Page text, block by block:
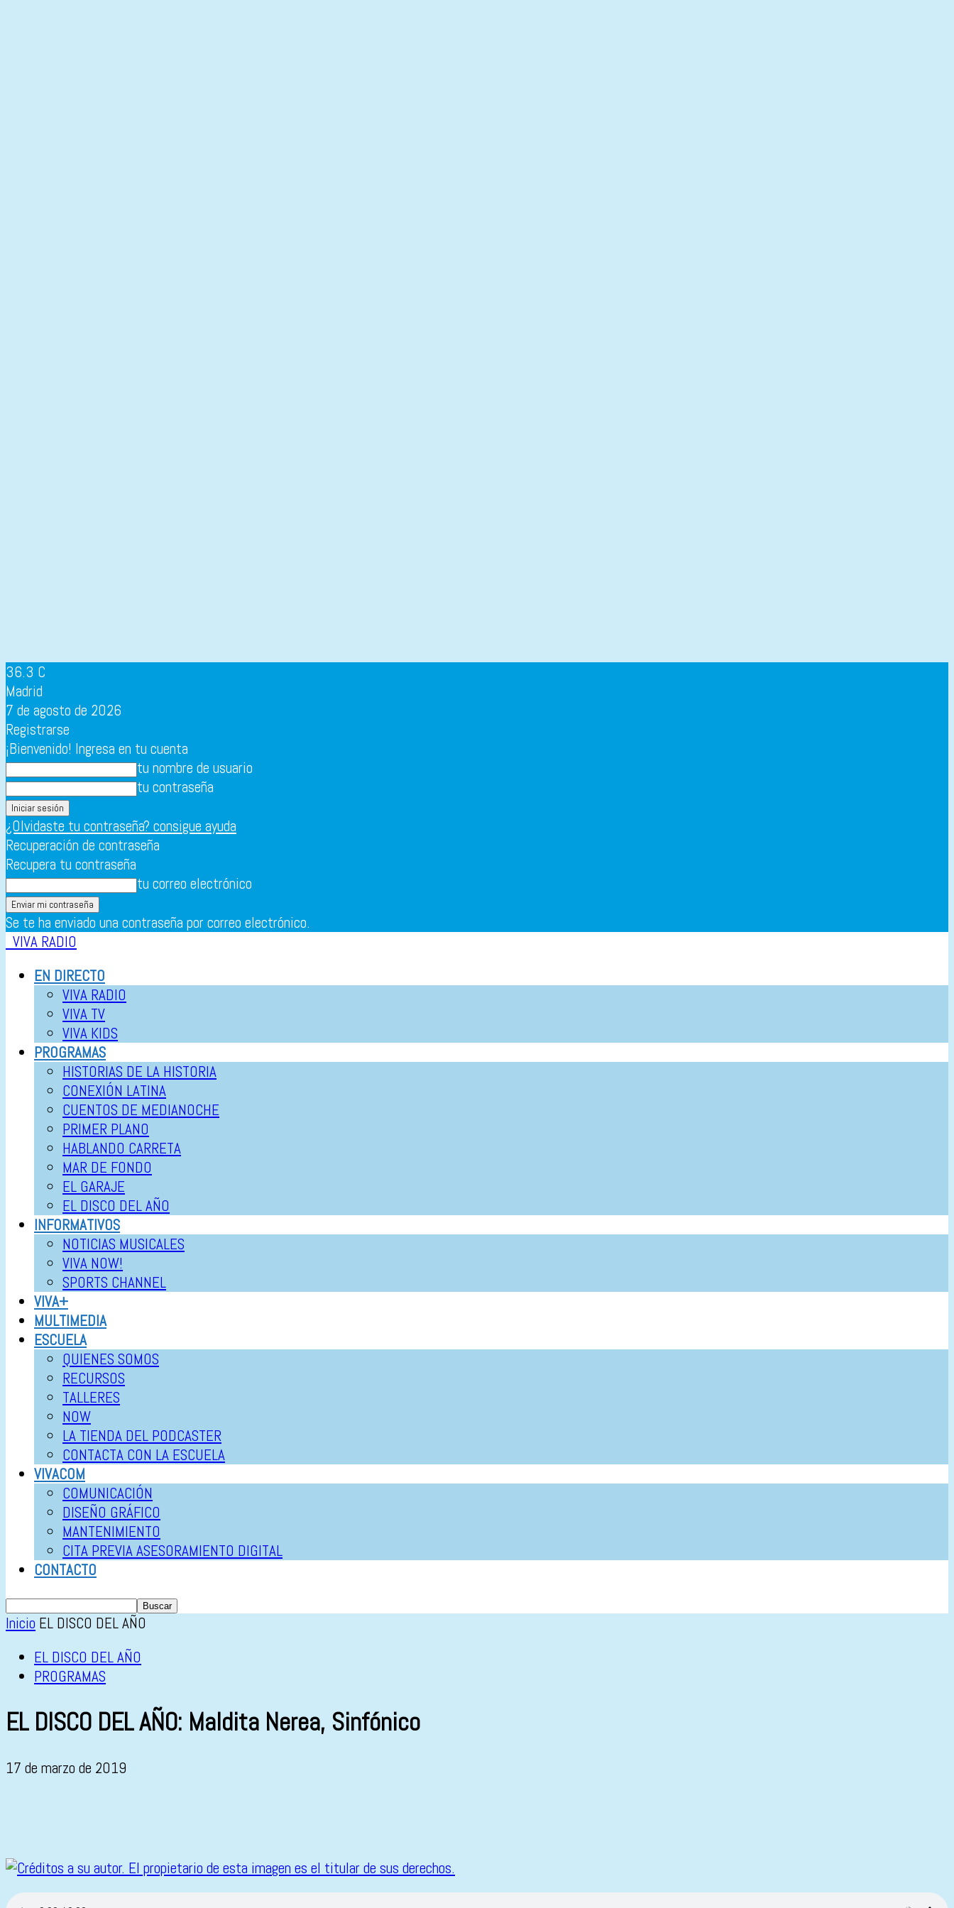
36.3 C
Madrid
7 de agosto de 2026
Registrarse
¡Bienvenido! Ingresa en tu cuenta
tu nombre de usuario
tu contraseña
¿Olvidaste tu contraseña? consigue ayuda
Recuperación de contraseña
Recupera tu contraseña
tu correo electrónico
Se te ha enviado una contraseña por correo electrónico.
VIVA RADIO
EN DIRECTO
VIVA RADIO
VIVA TV
VIVA KIDS
PROGRAMAS
HISTORIAS DE LA HISTORIA
CONEXIÓN LATINA
CUENTOS DE MEDIANOCHE
PRIMER PLANO
HABLANDO CARRETA
MAR DE FONDO
EL GARAJE
EL DISCO DEL AÑO
INFORMATIVOS
NOTICIAS MUSICALES
VIVA NOW!
SPORTS CHANNEL
VIVA+
MULTIMEDIA
ESCUELA
QUIENES SOMOS
RECURSOS
TALLERES
NOW
LA TIENDA DEL PODCASTER
CONTACTA CON LA ESCUELA
VIVACOM
COMUNICACIÓN
DISEÑO GRÁFICO
MANTENIMIENTO
CITA PREVIA ASESORAMIENTO DIGITAL
CONTACTO
Inicio EL DISCO DEL AÑO
EL DISCO DEL AÑO
PROGRAMAS
EL DISCO DEL AÑO: Maldita Nerea, Sinfónico
17 de marzo de 2019